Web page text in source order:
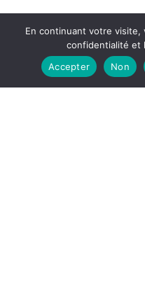
En continuant votre
confidentialité et
Accepter
Non